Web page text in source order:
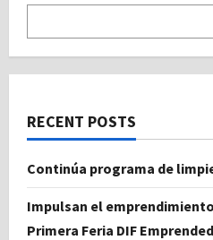
RECENT POSTS
Continúa programa de
Impulsan el
Primera Feria DIF